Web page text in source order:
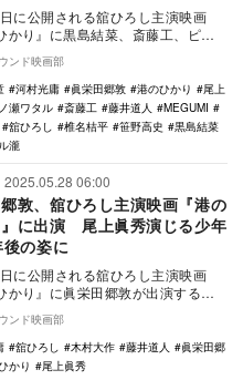
に公開される舘ひろし主演映画
かり』に黒島結菜、斎藤工、ピエ
一ノ瀬ワタル、MEGUMI、市村正
…
ンド映画部
河村光庸 眞栄田郷敦 港のひかり
尾上
瀬ワタル 斎藤工 藤井道人
MEGUMI
舘ひろし 椎名桔平 笹野高史
黒島結菜
瀧
2025.05.28 06:00
敦、舘ひろし主演映画『港の
に出演 尾上眞秀演じる少年
の姿に
に公開される舘ひろし主演映画
かり』に眞栄田郷敦が出演するこ
した。 本作は、映画『正体』で
ンド映画部
舘ひろし 木村大作 藤井道人
眞栄田郷
かり 尾上眞秀